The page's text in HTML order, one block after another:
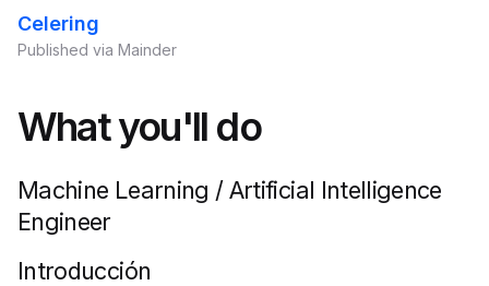
Celering
Published via Mainder
What you'll do
Machine Learning / Artificial Intelligence
Engineer
Introducción